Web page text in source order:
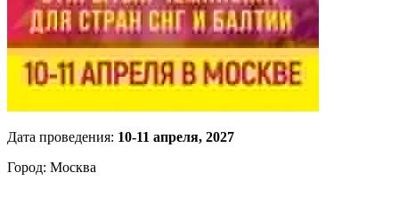
Дата проведения: 10-11 апреля, 2027
Город: Москва